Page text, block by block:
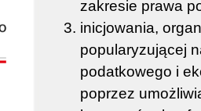
zakresie prawa
inicjowania,
popularyzującej
podatkowego i
poprzez